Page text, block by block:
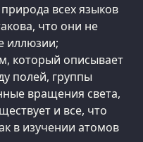
всех языков
что они не
иллюзии;
который описывает
полей, группы
вращения света,
и все, что
в изучении атомов